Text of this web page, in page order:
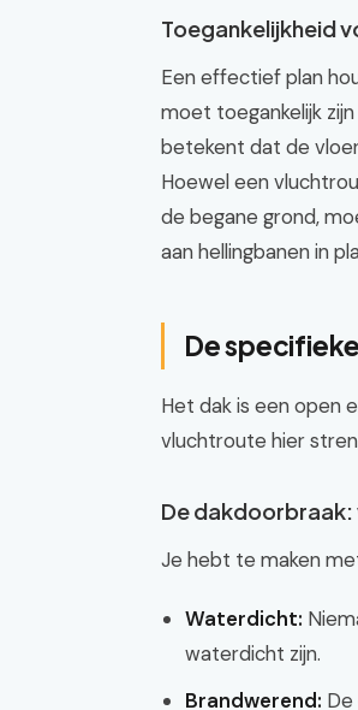
Toegankelijkheid
Een effectief plan
moet toegankelijk
betekent dat de
Hoewel een
de begane grond,
aan hellingbanen in
De
Het dak is een open
vluchtroute hier
De
Je hebt te maken
Waterdicht:
waterdicht zijn.
Brandwerend: